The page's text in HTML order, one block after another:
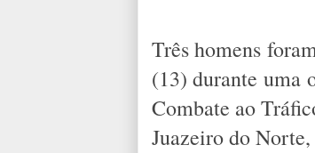
Três homens
(13) durante uma
Combate ao
Juazeiro do